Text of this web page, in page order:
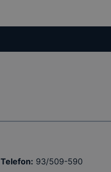
Telefon: 93/509-590